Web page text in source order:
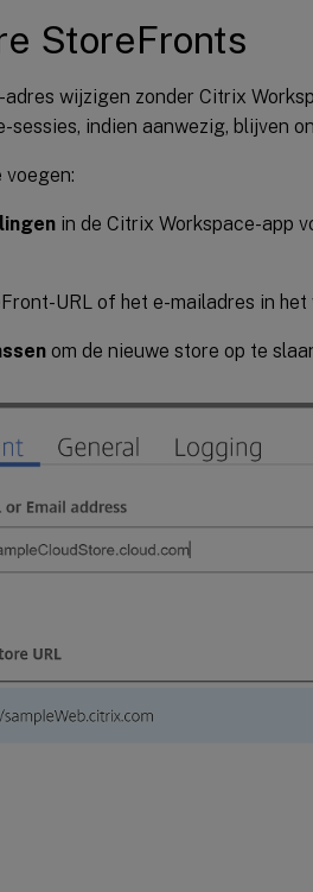
StoreFronts
wijzigen zonder Citrix
sessies, indien aanwezig, blijven
voegen:
in de Citrix Workspace-app
URL of het e-mailadres in het
om de nieuwe store op te